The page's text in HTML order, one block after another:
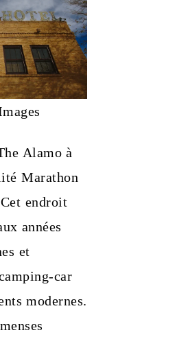
Alamo à
Marathon
endroit
années
et
car
modernes.